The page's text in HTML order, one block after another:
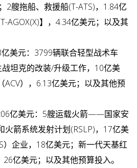
2艘拖船、救援船(T-ATS)，1.84亿
AGOX(X)】，4.34亿美元；以及其
美元：3799辆联合轻型战术车
坦克的改装/升级工作，10亿美
ACV），6.13亿美元；以及其他预
亿美元：5艘运载火箭——国家安
火箭系统发射计划(RSLP)，17亿美
）企业，18亿美元；新一代天基红
亿美元；以及其他预算投入。